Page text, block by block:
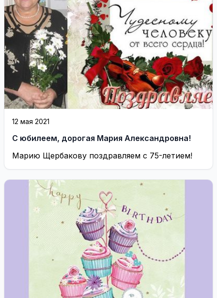
12 мая 2021
С юбилеем, дорогая Мария Александровна!
Марию Щербакову поздравляем с 75-летием!